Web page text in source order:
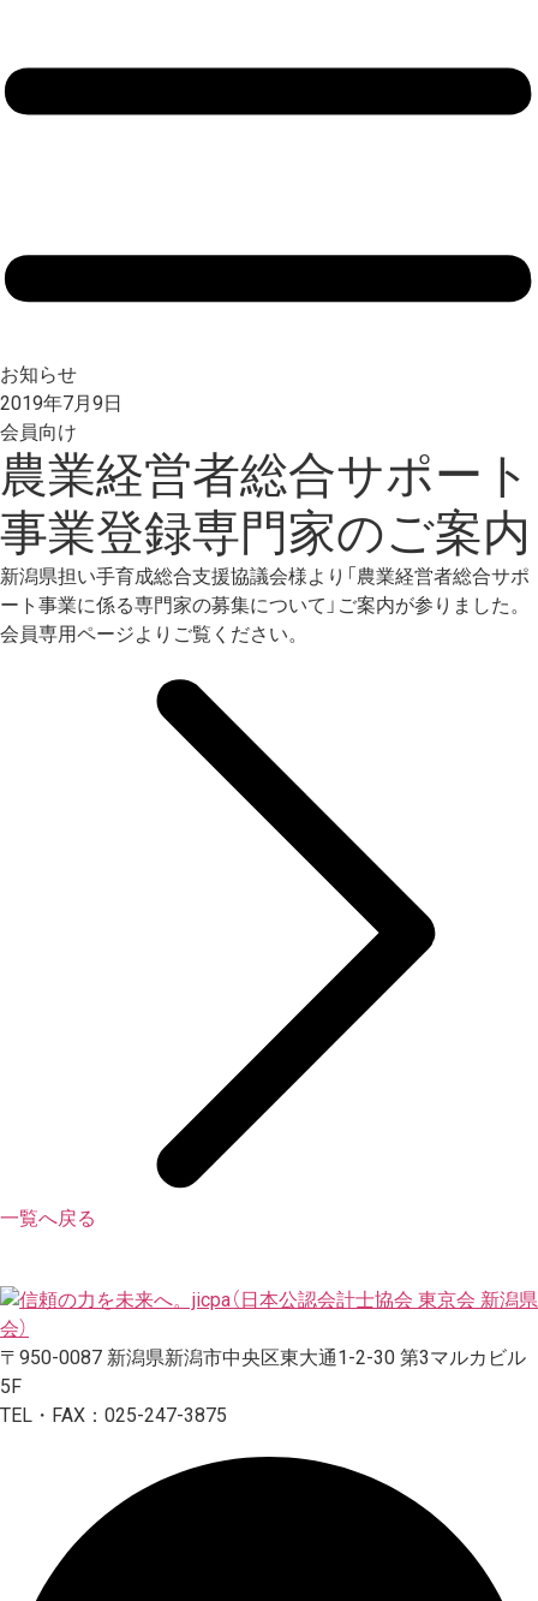
お知らせ
2019年7月9日
会員向け
農業経営者総合サポート
事業登録専門家のご案内
新潟県担い手育成総合支援協議会様より「農業経営者総合サポ
ート事業に係る専門家の募集について」ご案内が参りました。
会員専用ページよりご覧ください。
一覧へ戻る
〒950-0087 新潟県新潟市中央区東大通1-2-30 第3マルカビル
5F
TEL・FAX：025-247-3875